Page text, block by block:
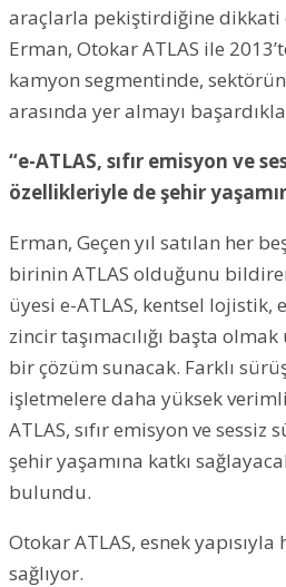
araçlarla pekiştirdiğine dikkati
Erman, Otokar ATLAS ile
kamyon segmentinde,
arasında yer almayı
“e-ATLAS, sıfır emisyon ve
özellikleriyle de şehir
Erman, Geçen yıl satılan her
birinin ATLAS olduğunu
üyesi e-ATLAS, kentsel lojistik,
zincir taşımacılığı başta
bir çözüm sunacak. Farklı
işletmelere daha yüksek
ATLAS, sıfır emisyon ve
şehir yaşamına katkı
bulundu.
Otokar ATLAS, esnek
sağlıyor.